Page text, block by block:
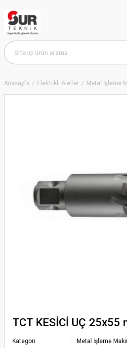
Anasayfa Elektrikli Aletler Metal İşleme
TCT KESİCİ UÇ 25x55
Kategori
Metal İşleme